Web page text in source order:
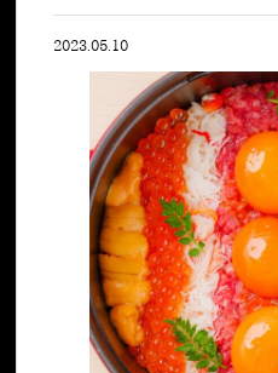
2023.05.10